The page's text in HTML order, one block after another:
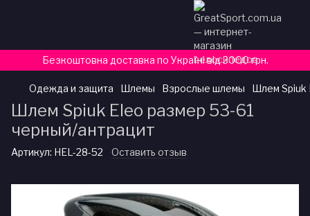
Безкоштовна доставка по Україні від 3000 грн.
Одежда и защита Шлемы Взрослые шлемы Шлем Spiuk
Шлем Spiuk Eleo размер 53-61
черный/антрацит
Артикул: HEL-28-52 Оставить отзыв